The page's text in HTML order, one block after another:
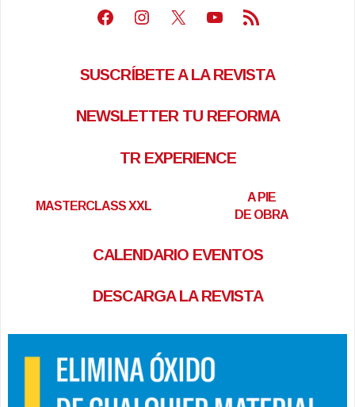
Facebook
Instagram
X Youtube
Feed RSS
SUSCRÍBETE A LA REVISTA
NEWSLETTER TU REFORMA
TR EXPERIENCE
MASTERCLASS XXL
A PIE
DE OBRA
CALENDARIO EVENTOS
DESCARGA LA REVISTA